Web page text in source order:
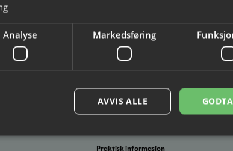
Praktisk informasjon
Analyse Markedsføring
AVVIS ALLE